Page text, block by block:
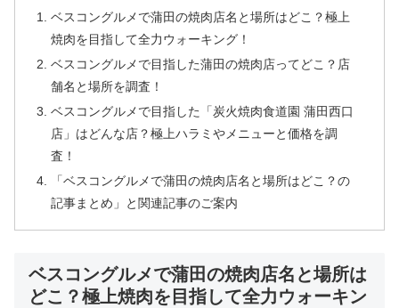
ベスコングルメで蒲田の焼肉店名と場所はどこ？極上
焼肉を目指して全力ウォーキング！
ベスコングルメで目指した蒲田の焼肉店ってどこ？店
舗名と場所を調査！
ベスコングルメで目指した「炭火焼肉食道園 蒲田西口
店」はどんな店？極上ハラミやメニューと価格を調
査！
「ベスコングルメで蒲田の焼肉店名と場所はどこ？の
記事まとめ」と関連記事のご案内
ベスコングルメで蒲田の焼肉店名と場所は
どこ？極上焼肉を目指して全力ウォーキン